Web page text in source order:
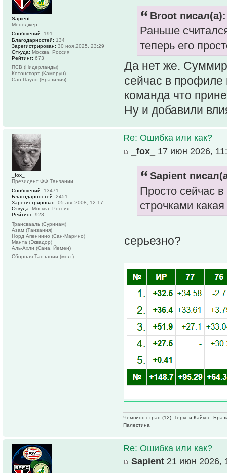
Broot писал(а):
Раньше
теперь его
Да нет же.
сейчас в профиле
команда что
Ну и добавили
Sapient
Менеджер
Сообщений: 191
Благодарностей: 134
Зарегистрирован: 30 ноя 2025, 23:29
Откуда: Москва, Россия
Рейтинг: 673
ПСВ (Нидерланды)
Котонспорт (Камерун)
Сан-Пауло (Бразилия)
Re: Ошибка или как?
_fox_
17 июн 2026,
Sapient
Просто сейчас
строчками
серьезно?
Чемпион стран (12): Теркс и Кайкос,
Палестина
_fox_
Президент ФФ Танзании
Сообщений: 13471
Благодарностей: 2451
Зарегистрирован: 05 авг 2008, 12:17
Откуда: Москва, Россия
Рейтинг: 923
Трансвааль (Суринам)
Азам (Танзания)
Норд Апеннино (Сан-Марино)
Манта (Эквадор)
Аль-Ахли (Сана, Йемен)
Сборная Танзании (мол.)
Re: Ошибка или как?
Sapient 21 июн 2026,